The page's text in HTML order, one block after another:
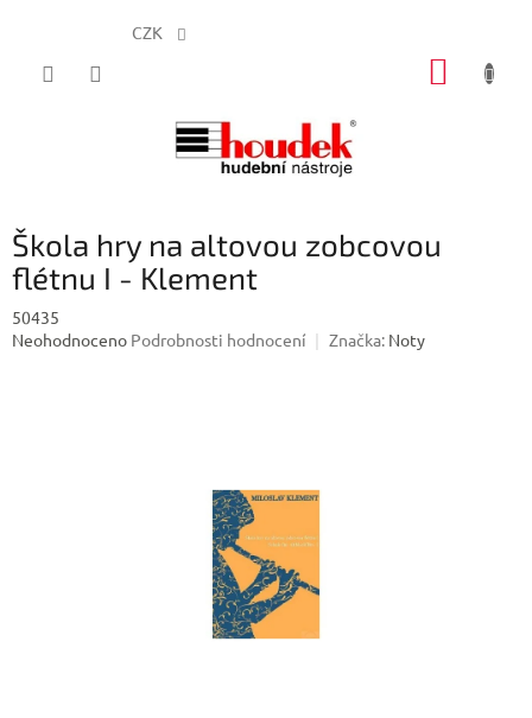
CZK
Škola hry na altovou zobcovou
flétnu I - Klement
50435
Průměrné
Neohodnoceno Podrobnosti hodnocení Značka: Noty